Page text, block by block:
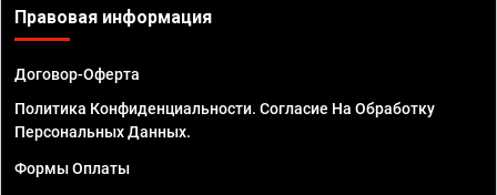
Правовая информация
Договор-Оферта
Политика Конфиденциальности. Согласие На Обработку
Персональных Данных.
Формы Оплаты